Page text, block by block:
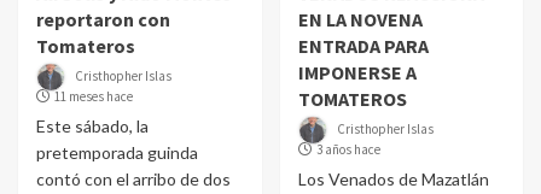
reportaron con
Tomateros
Cristhopher Islas
11 meses hace
Este sábado, la
pretemporada guinda
contó con el arribo de dos
EN LA NOVENA
ENTRADA PARA
IMPONERSE A
TOMATEROS
Cristhopher Islas
3 años hace
Los Venados de Mazatlán